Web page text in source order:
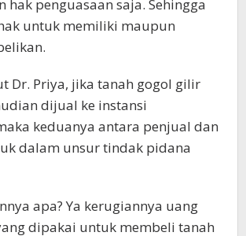
hak penguasaan saja. Sehingga
untuk memiliki maupun
Dr. Priya, jika tanah gogol gilir
dijual ke instansi
keduanya antara penjual dan
dalam unsur tindak pidana
apa? Ya kerugiannya uang
dipakai untuk membeli tanah